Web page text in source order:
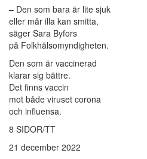
– Den som bara är lite sjuk
eller mår illa kan smitta,
säger Sara Byfors
på Folkhälsomyndigheten.
Den som är vaccinerad
klarar sig bättre.
Det finns vaccin
mot både viruset corona
och influensa.
8 SIDOR/TT
21 december 2022